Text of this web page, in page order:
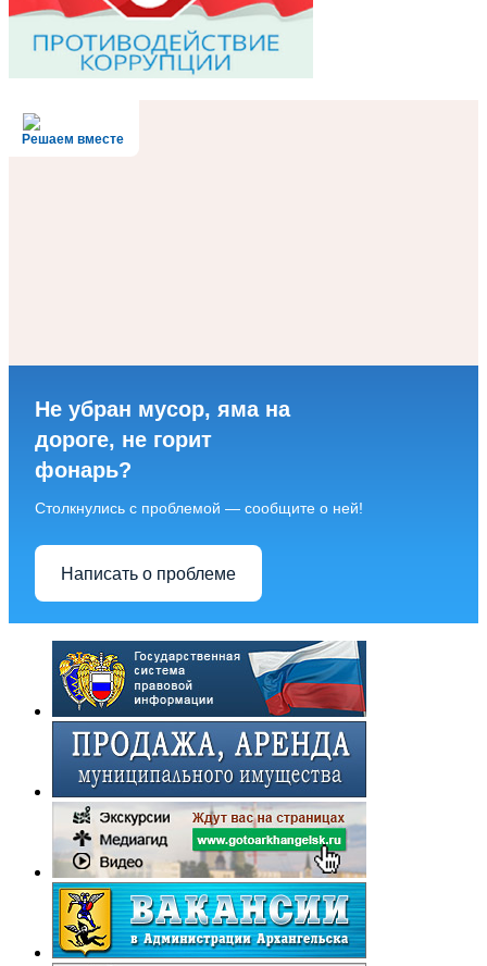
Решаем вместе
Не убран мусор, яма на
дороге, не горит
фонарь?
Столкнулись с проблемой — сообщите о ней!
Написать о проблеме